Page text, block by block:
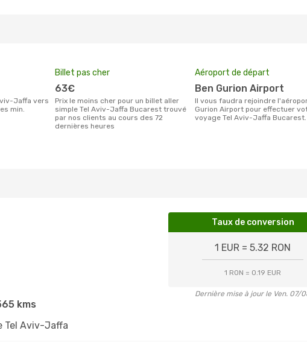
min.
Billet pas cher
63€
Prix le moins cher pour un billet aller
simple Tel Aviv-Jaffa Bucarest trouvé
par nos clients au cours des 72
dernières heures
Aéroport de départ
Ben Gurion Airport
Il vous faudra rejoindre l'aéroport Ben
Gurion Airport pour effectuer
voyage Tel Aviv-Jaffa Bucarest.
Taux de conversion
1 EUR = 5.32 RON
1 RON = 0.19 EUR
Dernière mise à jour le Ven. 07/
kms
Tel Aviv-Jaffa